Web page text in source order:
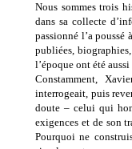
Nous sommes trois
dans sa collecte
passionné l’a
publiées,
l’époque ont été
Constamment,
interrogeait, puis
doute – celui qui
exigences et de son
Pourquoi ne